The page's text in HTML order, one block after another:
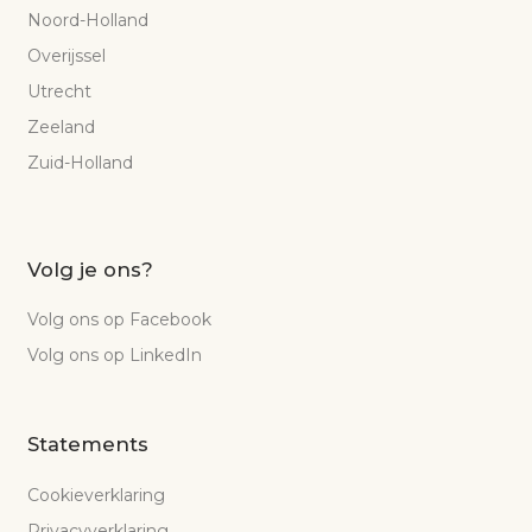
Noord-Holland
Overijssel
Utrecht
Zeeland
Zuid-Holland
Volg je ons?
Volg ons op Facebook
Volg ons op LinkedIn
Statements
Cookieverklaring